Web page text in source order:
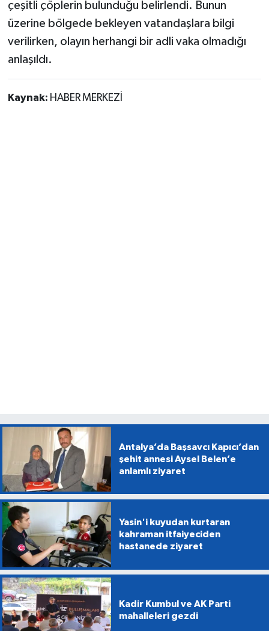
çeşitli çöplerin bulunduğu belirlendi. Bunun
üzerine bölgede bekleyen vatandaşlara bilgi
verilirken, olayın herhangi bir adli vaka olmadığı
anlaşıldı.
Kaynak: HABER MERKEZİ
Antalya’da Başsavcı Kapıcı’dan
şehit annesi Aysel Belen’e
anlamlı ziyaret
Yasin'i kuyudan kurtaran
kahraman itfaiyeciden
hastanede ziyaret
Kadir Kumbul ve AK Parti
mahalleleri gezdi